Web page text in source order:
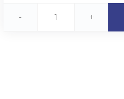
- +